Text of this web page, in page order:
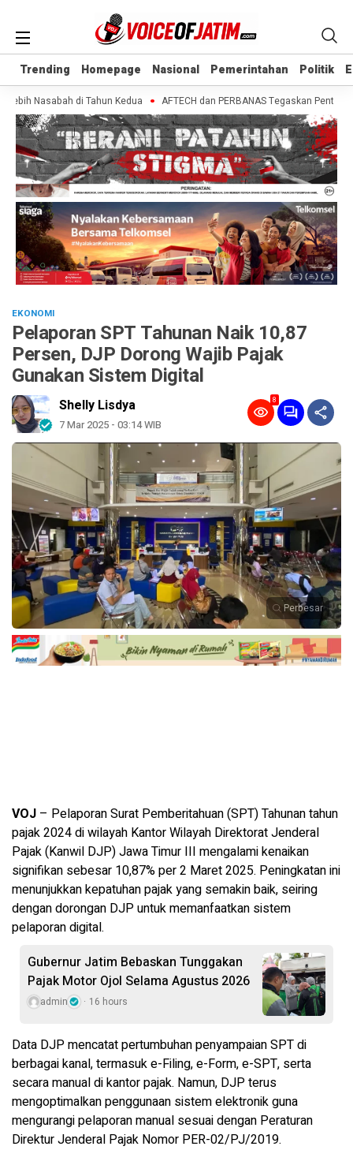
Trending Homepage Nasional Pemerintahan Politik
Trending Homepage Nasional Pemerintahan Politik
Nasabah di Tahun Kedua AFTECH dan PERBANAS Tegaskan
EKONOMI
Pelaporan SPT Tahunan Naik 10,87
Persen, DJP Dorong Wajib Pajak
Gunakan Sistem Digital
Shelly Lisdya
7 Mar 2025 - 03:14 WIB
8
Perbesar
VOJ – Pelaporan Surat Pemberitahuan (SPT) Tahunan tahun
pajak 2024 di wilayah Kantor Wilayah Direktorat Jenderal
Pajak (Kanwil DJP) Jawa Timur III mengalami kenaikan
signifikan sebesar 10,87% per 2 Maret 2025. Peningkatan ini
menunjukkan kepatuhan pajak yang semakin baik, seiring
dengan dorongan DJP untuk memanfaatkan sistem
pelaporan digital.
Gubernur Jatim Bebaskan Tunggakan
Pajak Motor Ojol Selama Agustus 2026
admin 16 hours
Data DJP mencatat pertumbuhan penyampaian SPT di
berbagai kanal, termasuk e-Filing, e-Form, e-SPT, serta
secara manual di kantor pajak. Namun, DJP terus
mengoptimalkan penggunaan sistem elektronik guna
mengurangi pelaporan manual sesuai dengan Peraturan
Direktur Jenderal Pajak Nomor PER-02/PJ/2019.